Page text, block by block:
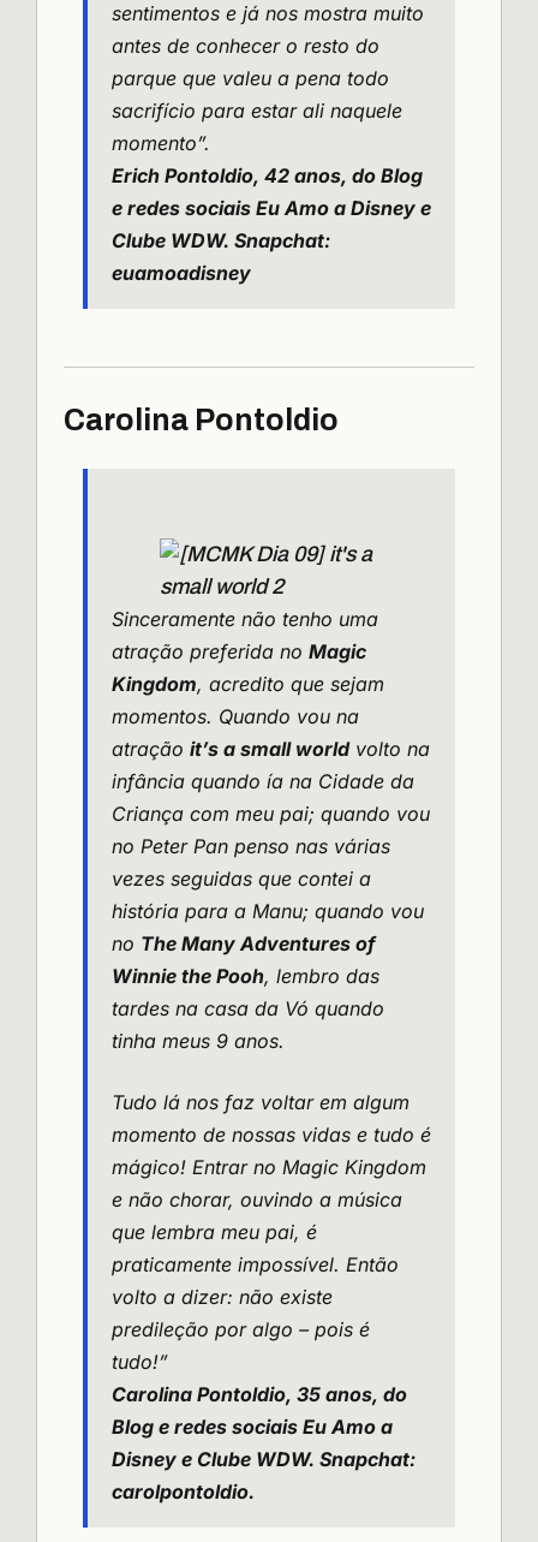
sentimentos e já nos mostra muito
antes de conhecer o resto do
parque que valeu a pena todo
sacrifício para estar ali naquele
momento”.
Erich Pontoldio, 42 anos, do Blog
e redes sociais Eu Amo a Disney e
Clube WDW. Snapchat:
euamoadisney
Carolina Pontoldio
Sinceramente não tenho uma
atração preferida no Magic
Kingdom, acredito que sejam
momentos. Quando vou na
atração it’s a small worldvolto na
infância quando ía na Cidade da
Criança com meu pai; quando vou
no Peter Pan penso nas várias
vezes seguidas que contei a
história para a Manu; quando vou
no The Many Adventures of
Winnie the Pooh, lembro das
tardes na casa da Vó quando
tinha meus 9 anos.
Tudo lá nos faz voltar em algum
momento de nossas vidas e tudo é
mágico! Entrar no Magic Kingdom
e não chorar, ouvindo a música
que lembra meu pai, é
praticamente impossível. Então
volto a dizer: não existe
predileção por algo – pois é
tudo!”
Carolina Pontoldio, 35 anos, do
Blog e redes sociais Eu Amo a
Disney e Clube WDW. Snapchat:
carolpontoldio.